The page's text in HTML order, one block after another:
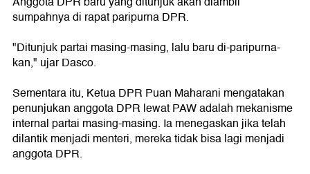
sumpahnya di rapat paripurna DPR.
"Ditunjuk partai masing-masing, lalu baru di-paripurna-
kan," ujar Dasco.
Sementara itu, Ketua DPR Puan Maharani mengatakan
penunjukan anggota DPR lewat PAW adalah mekanisme
internal partai masing-masing. Ia menegaskan jika telah
dilantik menjadi menteri, mereka tidak bisa lagi menjadi
anggota DPR.